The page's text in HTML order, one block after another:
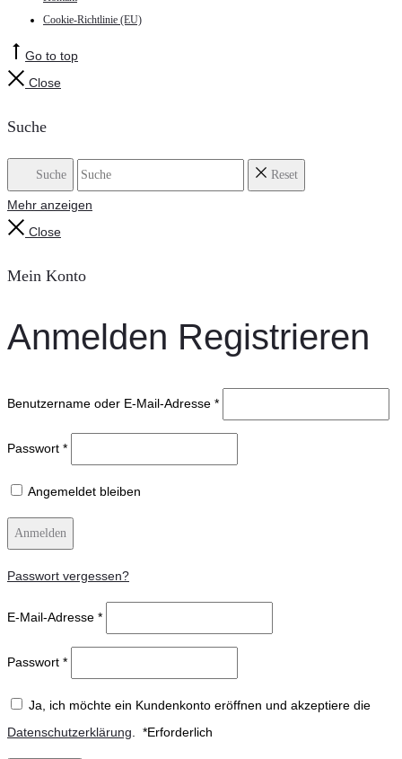
Cookie-Richtlinie (EU)
Go to top
Close
Suche
Suche Reset
Mehr anzeigen
Close
Mein Konto
Anmelden Registrieren
Benutzername oder E-Mail-Adresse *
Passwort *
Angemeldet bleiben
Anmelden
Passwort vergessen?
E-Mail-Adresse *
Passwort *
Ja, ich möchte ein Kundenkonto eröffnen und akzeptiere die
Datenschutzerklärung. *Erforderlich